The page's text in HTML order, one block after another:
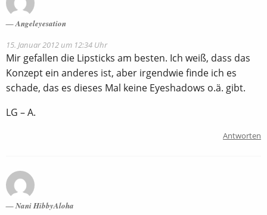
Angeleyesation
15. Januar 2012 um 12:34 Uhr
Mir gefallen die Lipsticks am besten. Ich weiß, dass das
Konzept ein anderes ist, aber irgendwie finde ich es
schade, das es dieses Mal keine Eyeshadows o.ä. gibt.
LG – A.
Antworten
Nani HibbyAloha